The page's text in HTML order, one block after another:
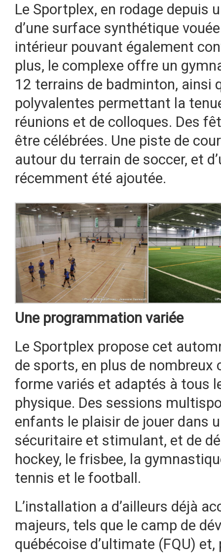
Le Sportplex, en rodage depuis
d’une surface synthétique
intérieur pouvant également
plus, le complexe offre un
12 terrains de badminton, ainsi
polyvalentes permettant la
réunions et de colloques. Des
être célébrées. Une piste de
autour du terrain de soccer, et
récemment été ajoutée.
Une programmation variée
Le Sportplex propose cet
de sports, en plus de nombreux
forme variés et adaptés à tous
physique. Des sessions
enfants le plaisir de jouer dans
sécuritaire et stimulant, et de
hockey, le frisbee, la
tennis et le football.
L’installation a d’ailleurs déjà
majeurs, tels que le camp de
québécoise d’ultimate (FQU)